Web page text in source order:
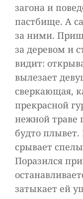
загона и
пастбище. А
за ними.
за деревом и
видит:
вылезает
сверкающая,
прекрасной
нежной траве
будто
срывает
Поразился
затыкает ей